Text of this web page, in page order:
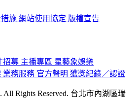
施 網站使用協定 版權宣告
招募 主播專區 星藝象娛樂
業務服務 官方聲明 獲獎紀錄／認證
All Rights Reserved. 台北市內湖區瑞